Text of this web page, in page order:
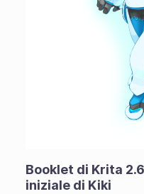
Booklet di Krita
iniziale di Kiki